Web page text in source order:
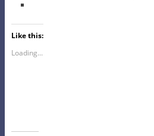
Like this:
Loading...